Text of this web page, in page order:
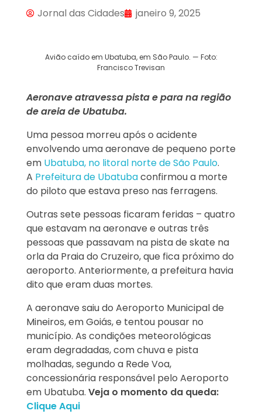
Jornal das Cidades janeiro 9, 2025
Avião caído em Ubatuba, em São Paulo. — Foto:
Francisco Trevisan
Aeronave atravessa pista e para na região
de areia de Ubatuba.
Uma pessoa morreu após o acidente
envolvendo uma aeronave de pequeno porte
em Ubatuba, no litoral norte de São Paulo.
A Prefeitura de Ubatubaconfirmou a morte
do piloto que estava preso nas ferragens.
Outras sete pessoas ficaram feridas – quatro
que estavam na aeronave e outras três
pessoas que passavam na pista de skate na
orla da Praia do Cruzeiro, que fica próximo do
aeroporto. Anteriormente, a prefeitura havia
dito que eram duas mortes.
A aeronave saiu do Aeroporto Municipal de
Mineiros, em Goiás, e tentou pousar no
município. As condições meteorológicas
eram degradadas, com chuva e pista
molhadas, segundo a Rede Voa,
concessionária responsável pelo Aeroporto
em Ubatuba. Veja o momento da queda:
Clique Aqui